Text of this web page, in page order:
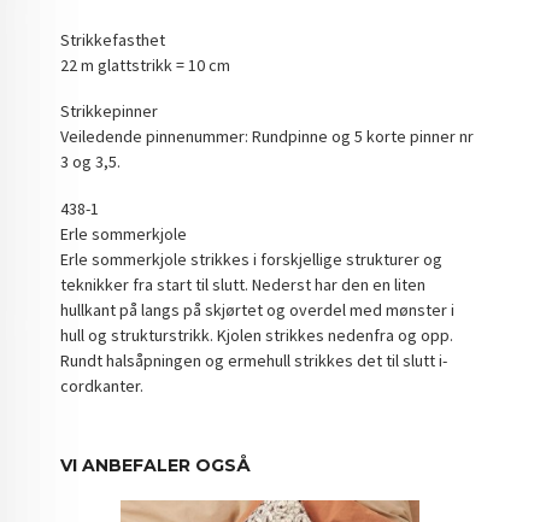
Strikkefasthet
22 m glattstrikk = 10 cm
Strikkepinner
Veiledende pinnenummer: Rundpinne og 5 korte pinner nr
3 og 3,5.
438-1
Erle sommerkjole
Erle sommerkjole strikkes i forskjellige strukturer og
teknikker fra start til slutt. Nederst har den en liten
hullkant på langs på skjørtet og overdel med mønster i
hull og strukturstrikk. Kjolen strikkes nedenfra og opp.
Rundt halsåpningen og ermehull strikkes det til slutt i-
cordkanter.
VI ANBEFALER OGSÅ